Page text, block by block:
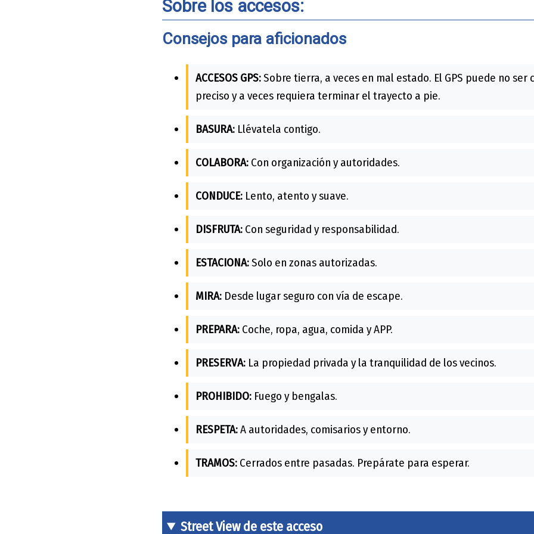
Sobre los accesos:
Consejos para aficionados
ACCESOS GPS:Sobre tierra, a veces en mal estado. El GPS puede no
preciso y a veces requiera terminar el trayecto a pie.
BASURA: Llévatela contigo.
COLABORA: Con organización y autoridades.
CONDUCE: Lento, atento y suave.
DISFRUTA: Con seguridad y responsabilidad.
ESTACIONA:Solo en zonas autorizadas.
MIRA: Desde lugar seguro con vía de escape.
PREPARA: Coche, ropa, agua, comida y APP.
PRESERVA: La propiedad privada y la tranquilidad de los vecinos.
PROHIBIDO: Fuego y bengalas.
RESPETA:A autoridades, comisarios y entorno.
TRAMOS: Cerrados entre pasadas. Prepárate para esperar.
Street View de este acceso